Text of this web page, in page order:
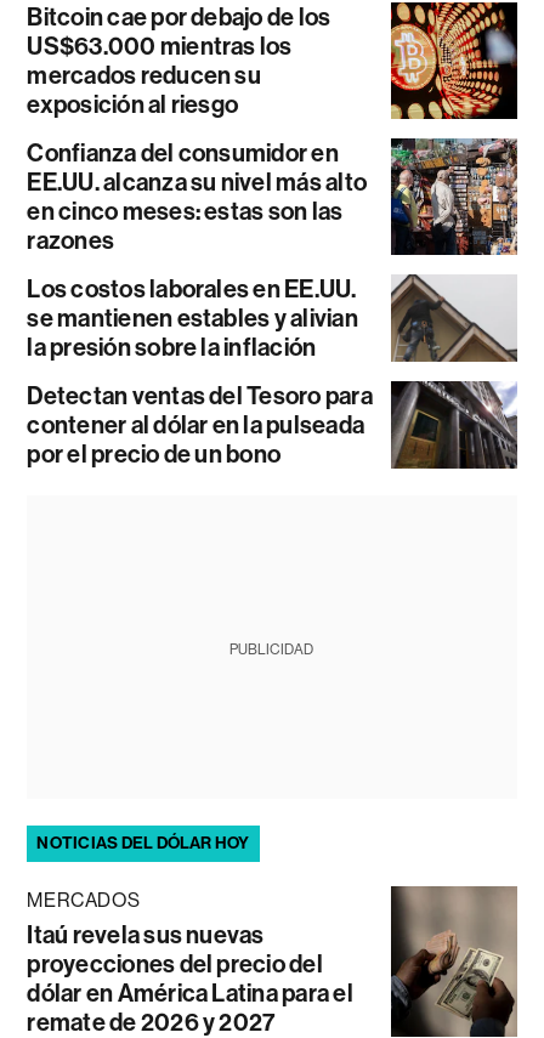
Bitcoin cae por debajo de los
US$63.000 mientras los
mercados reducen su
exposición al riesgo
Confianza del consumidor en
EE.UU. alcanza su nivel más alto
en cinco meses: estas son las
razones
Los costos laborales en EE.UU.
se mantienen estables y alivian
la presión sobre la inflación
Detectan ventas del Tesoro para
contener al dólar en la pulseada
por el precio de un bono
PUBLICIDAD
NOTICIAS DEL DÓLAR HOY
MERCADOS
Itaú revela sus nuevas
proyecciones del precio del
dólar en América Latina para el
remate de 2026 y 2027